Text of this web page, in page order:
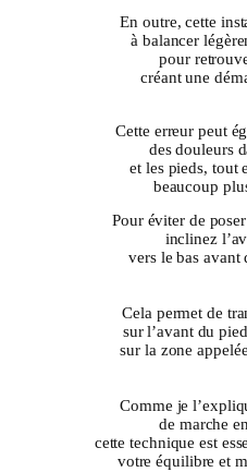
En outre, cette
à balancer
pour
créant une
Cette erreur peut
des douleurs
et les pieds, tout
beaucoup
Pour éviter de
inclinez
vers le bas avant
Cela permet de
sur l’avant du
sur la zone
Comme je
de marche
cette technique est
votre équilibre et